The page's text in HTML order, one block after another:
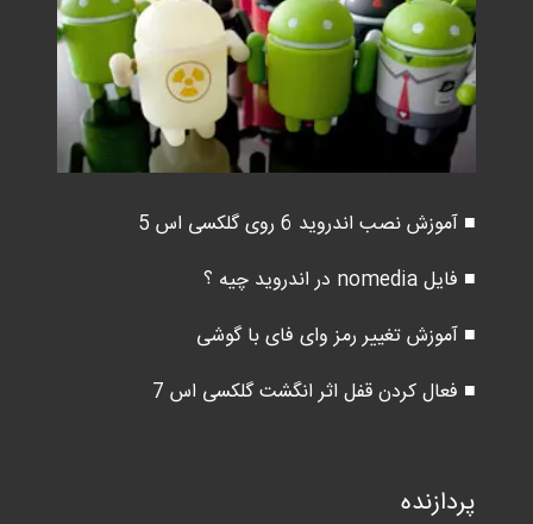
■ آموزش نصب اندروید 6 روی گلکسی اس 5
■ فایل nomedia در اندروید چیه ؟
■ آموزش تغییر رمز وای فای با گوشی
■ فعال کردن قفل اثر انگشت گلکسی اس 7
پردازنده